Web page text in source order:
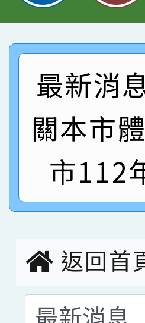
臺灣台語-
市賽榮獲
創客第三
賀！本校
賽 洪綺君
名
賀！本校
倩參加桃
名 指導老
賀！本校
園市英語
指導老師
賀！本校
賽 劉文瑛
臺灣台語-
賀！本校
市賽榮獲
最新消
關本市
市112
返回首
選擇後頁